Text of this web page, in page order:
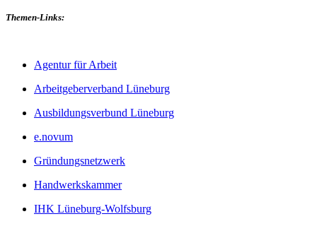
Themen-Links:
Agentur für Arbeit
Arbeitgeberverband Lüneburg
Ausbildungsverbund Lüneburg
e.novum
Gründungsnetzwerk
Handwerkskammer
IHK Lüneburg-Wolfsburg